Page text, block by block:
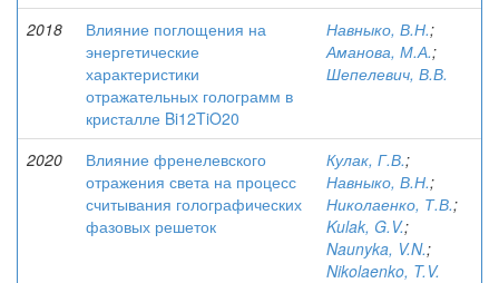
2018
Влияние поглощения на
энергетические
характеристики
отражательных голограмм в
кристалле Bi12TiO20
Навныко, В.Н.;
Аманова, М.А.;
Шепелевич, В.В.
2020
Влияние френелевского
отражения света на процесс
считывания голографических
фазовых решеток
Кулак, Г.В.;
Навныко, В.Н.;
Николаенко, Т.В.;
Kulak, G.V.;
Naunyka, V.N.;
Nikolaenko, T.V.